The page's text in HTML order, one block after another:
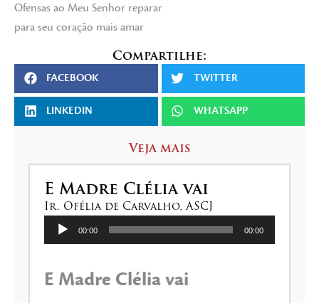
Ofensas ao Meu Senhor reparar
para seu coração mais amar
Compartilhe:
FACEBOOK TWITTER
LINKEDIN WHATSAPP
Veja mais
E Madre Clélia vai
Ir. Ofélia de Carvalho, ASCJ
Tocador
00:00 00:00
E Madre Clélia vai